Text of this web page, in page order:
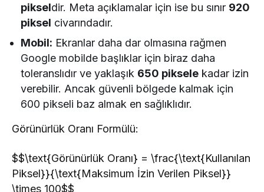
pikseldir. Meta açıklamalar için ise bu sınır 920
piksel civarındadır.
Mobil: Ekranlar daha dar olmasına rağmen
Google mobilde başlıklar için biraz daha
toleranslıdır ve yaklaşık 650 piksele kadar izin
verebilir. Ancak güvenli bölgede kalmak için
600 pikseli baz almak en sağlıklıdır.
Görünürlük Oranı Formülü:
$$\text{Görünürlük Oranı} = \frac{\text{Kullanılan
Piksel}}{\text{Maksimum İzin Verilen Piksel}}
\times 100$$